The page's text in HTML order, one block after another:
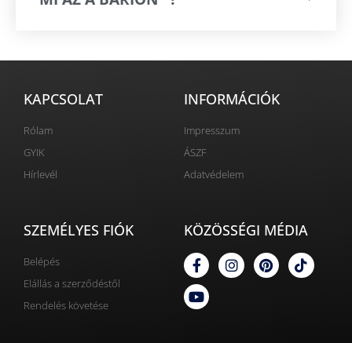
KAPCSOLAT
Rólam
GYIK
Hírlevél
INFORMÁCIÓK
Impresszum
ÁSZF
Adatvédelem
SZEMÉLYES FIÓK
Belépés
Elállás a szerződéstől
Rendelés követése
KÖZÖSSÉGI MÉDIA